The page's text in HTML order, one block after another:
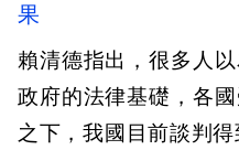
果
賴清德指出，很多人
政府的法律基礎，各
之下，我國目前談判